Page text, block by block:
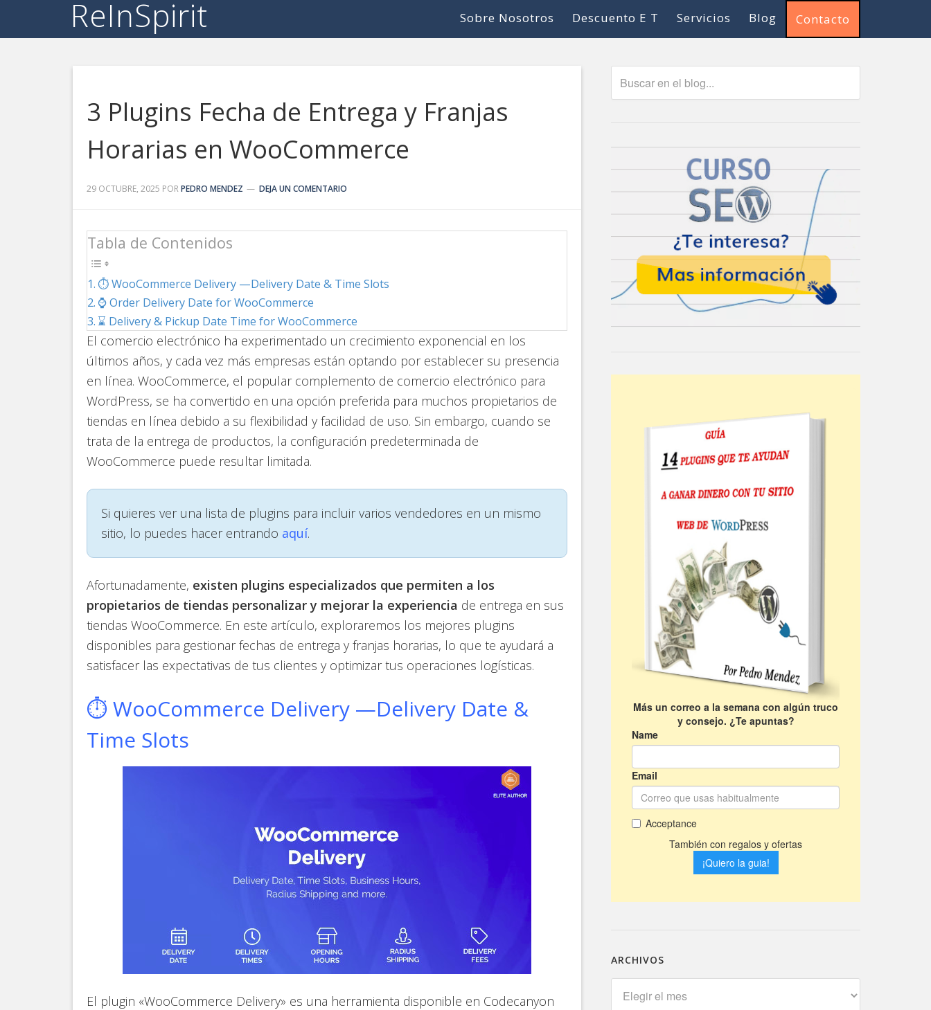
ReInSpirit Contacto
Blog
Servicios
Descuento E T
Sobre Nosotros
3 Plugins Fecha de Entrega y Franjas
Horarias en WooCommerce
29 OCTUBRE, 2025 PORPEDRO MENDEZ DEJA UN COMENTARIO
Tabla de Contenidos
⏱️ WooCommerce Delivery —Delivery Date & Time Slots
⌚ Order Delivery Date for WooCommerce
⌛ Delivery & Pickup Date Time for WooCommerce
El comercio electrónico ha experimentado un crecimiento exponencial en los
últimos años, y cada vez más empresas están optando por establecer su presencia
en línea. WooCommerce, el popular complemento de comercio electrónico para
WordPress, se ha convertido en una opción preferida para muchos propietarios de
tiendas en línea debido a su flexibilidad y facilidad de uso. Sin embargo, cuando se
trata de la entrega de productos, la configuración predeterminada de
WooCommerce puede resultar limitada.
Si quieres ver una lista de plugins para incluir varios vendedores en un mismo
sitio, lo puedes hacer entrando aquí.
Afortunadamente, existen plugins especializados que permiten a los
propietarios de tiendas personalizar y mejorar la experiencia de entrega en sus
tiendas WooCommerce. En este artículo, exploraremos los mejores plugins
disponibles para gestionar fechas de entrega y franjas horarias, lo que te ayudará a
satisfacer las expectativas de tus clientes y optimizar tus operaciones logísticas.
⏱️ WooCommerce Delivery —Delivery Date &
Time Slots
El plugin «WooCommerce Delivery» es una herramienta disponible en Codecanyon
ARCHIVOS